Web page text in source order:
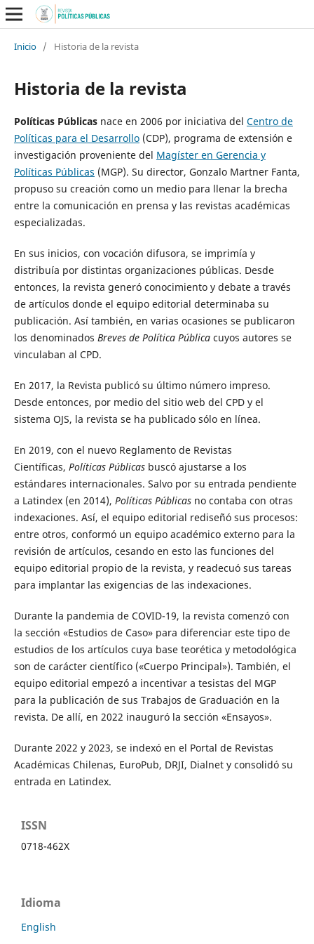
Inicio / Historia de la revista
Historia de la revista
Políticas Públicasnace en 2006 por iniciativa del Centro de
Políticas para el Desarrollo(CDP), programa de extensión e
investigación proveniente del Magíster en Gerencia y
Políticas Públicas (MGP). Su director, Gonzalo Martner Fanta,
propuso su creación como un medio para llenar la brecha
entre la comunicación en prensa y las revistas académicas
especializadas.
En sus inicios, con vocación difusora, se imprimía y
distribuía por distintas organizaciones públicas. Desde
entonces, la revista generó conocimiento y debate a través
de artículos donde el equipo editorial determinaba su
publicación. Así también, en varias ocasiones se publicaron
los denominados Breves de Política Públicacuyos autores se
vinculaban al CPD.
En 2017, la Revista publicó su último número impreso.
Desde entonces, por medio del sitio web del CPD y el
sistema OJS, la revista se ha publicado sólo en línea.
En 2019, con el nuevo Reglamento de Revistas
Científicas, Políticas Públicasbuscó ajustarse a los
estándares internacionales. Salvo por su entrada pendiente
a Latindex (en 2014), Políticas Públicasno contaba con otras
indexaciones. Así, el equipo editorial rediseñó sus procesos:
entre otros, conformó un equipo académico externo para la
revisión de artículos, cesando en esto las funciones del
equipo editorial propio de la revista, y readecuó sus tareas
para implantar las exigencias de las indexaciones.
Durante la pandemia de COVID-19, la revista comenzó con
la sección «Estudios de Caso» para diferenciar este tipo de
estudios de los artículos cuya base teorética y metodológica
son de carácter científico («Cuerpo Principal»). También, el
equipo editorial empezó a incentivar a tesistas del MGP
para la publicación de sus Trabajos de Graduación en la
revista. De allí, en 2022 inauguró la sección «Ensayos».
Durante 2022 y 2023, se indexó en el Portal de Revistas
Académicas Chilenas, EuroPub, DRJI, Dialnet y consolidó su
entrada en Latindex.
ISSN
0718-462X
Idioma
English